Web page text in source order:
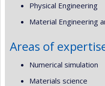
Physical Engineering
Material Engineering
Areas of
Numerical simulation
Materials science